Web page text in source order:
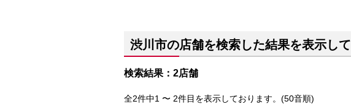
渋川市の店舗を検索した結果を表示し
検索結果：2店舗
全2件中1 〜 2件目を表示しております。(50音順)